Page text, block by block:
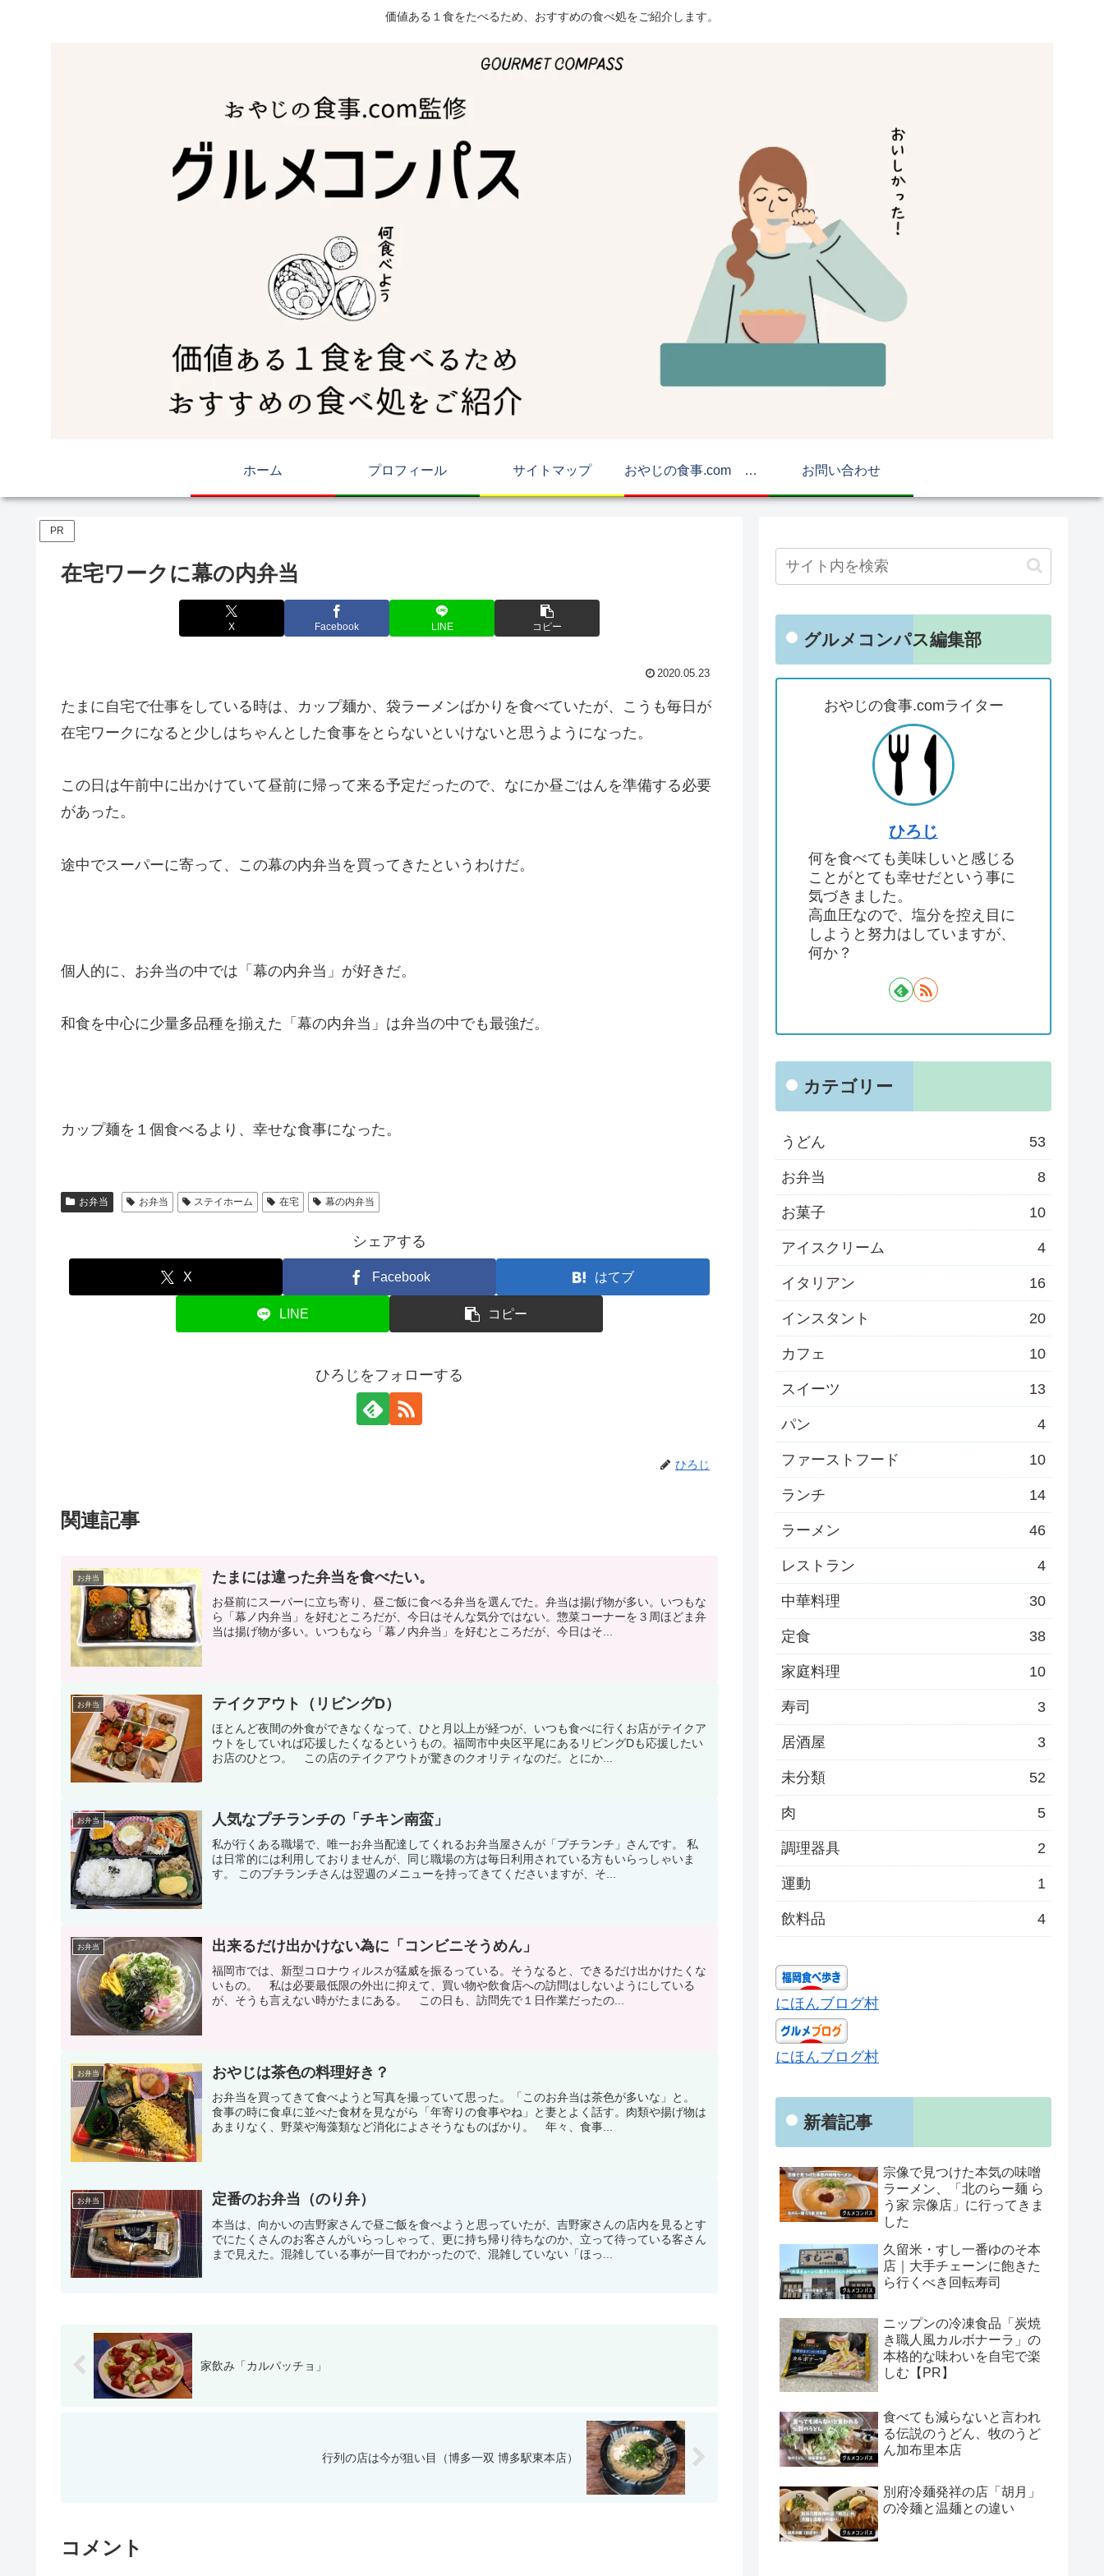
価値ある１食をたべるため、おすすめの食べ処をご紹介します。
ホーム プロフィール サイトマップ おやじの食事.com マップ お問い合わせ
PR
在宅ワークに幕の内弁当
X Facebook LINE コピー
2020.05.23
たまに自宅で仕事をしている時は、カップ麺か、袋ラーメンばかりを食べていたが、こうも毎日が
在宅ワークになると少しはちゃんとした食事をとらないといけないと思うようになった。
この日は午前中に出かけていて昼前に帰って来る予定だったので、なにか昼ごはんを準備する必要
があった。
途中でスーパーに寄って、この幕の内弁当を買ってきたというわけだ。
個人的に、お弁当の中では「幕の内弁当」が好きだ。
和食を中心に少量多品種を揃えた「幕の内弁当」は弁当の中でも最強だ。
カップ麺を１個食べるより、幸せな食事になった。
お弁当 お弁当 ステイホーム 在宅 幕の内弁当
シェアする
X Facebook はてブ
LINE コピー
ひろじをフォローする
ひろじ
関連記事
お弁当 たまには違った弁当を食べたい。
お昼前にスーパーに立ち寄り、昼ご飯に食べる弁当を選んでた。弁当は揚げ物が多い。いつもな
ら「幕ノ内弁当」を好むところだが、今日はそんな気分ではない。惣菜コーナーを３周ほどま弁
当は揚げ物が多い。いつもなら「幕ノ内弁当」を好むところだが、今日はそ...
お弁当 テイクアウト（リビングD）
ほとんど夜間の外食ができなくなって、ひと月以上が経つが、いつも食べに行くお店がテイクア
ウトをしていれば応援したくなるというもの。福岡市中央区平尾にあるリビングDも応援したい
お店のひとつ。 この店のテイクアウトが驚きのクオリティなのだ。とにか...
お弁当 人気なプチランチの「チキン南蛮」
私が行くある職場で、唯一お弁当配達してくれるお弁当屋さんが「プチランチ」さんです。 私
は日常的には利用しておりませんが、同じ職場の方は毎日利用されている方もいらっしゃいま
す。 このプチランチさんは翌週のメニューを持ってきてくださいますが、そ...
お弁当 出来るだけ出かけない為に「コンビニそうめん」
福岡市では、新型コロナウィルスが猛威を振るっている。そうなると、できるだけ出かけたくな
いもの。 私は必要最低限の外出に抑えて、買い物や飲食店への訪問はしないようにしている
が、そうも言えない時がたまにある。 この日も、訪問先で１日作業だったの...
お弁当 おやじは茶色の料理好き？
お弁当を買ってきて食べようと写真を撮っていて思った。「このお弁当は茶色が多いな」と。
食事の時に食卓に並べた食材を見ながら「年寄りの食事やね」と妻とよく話す。肉類や揚げ物は
あまりなく、野菜や海藻類など消化によさそうなものばかり。 年々、食事...
お弁当 定番のお弁当（のり弁）
本当は、向かいの吉野家さんで昼ご飯を食べようと思っていたが、吉野家さんの店内を見るとす
でにたくさんのお客さんがいらっしゃって、更に持ち帰り待ちなのか、立って待っている客さん
まで見えた。混雑している事が一目でわかったので、混雑していない「ほっ...
家飲み「カルパッチョ」
行列の店は今が狙い目（博多一双 博多駅東本店）
コメント
グルメコンパス編集部
おやじの食事.comライター
ひろじ
何を食べても美味しいと感じる
ことがとても幸せだという事に
気づきました。
高血圧なので、塩分を控え目に
しようと努力はしていますが、
何か？
カテゴリー
うどん 53
お弁当 8
お菓子 10
アイスクリーム 4
イタリアン 16
インスタント 20
カフェ 10
スイーツ 13
パン 4
ファーストフード 10
ランチ 14
ラーメン 46
レストラン 4
中華料理 30
定食 38
家庭料理 10
寿司 3
居酒屋 3
未分類 52
肉 5
調理器具 2
運動 1
飲料品 4
にほんブログ村
にほんブログ村
新着記事
宗像で見つけた本気の味噌
ラーメン、「北のらー麺 ら
う家 宗像店」に行ってきま
した
久留米・すし一番ゆのそ本
店｜大手チェーンに飽きた
ら行くべき回転寿司
ニップンの冷凍食品「炭焼
き職人風カルボナーラ」の
本格的な味わいを自宅で楽
しむ【PR】
食べても減らないと言われ
る伝説のうどん、牧のうど
ん加布里本店
別府冷麺発祥の店「胡月」
の冷麺と温麺との違い